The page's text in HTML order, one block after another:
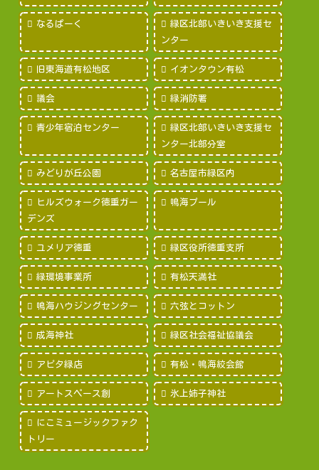
なるぱーく
緑区北部いきいき支援セ
ンター
旧東海道有松地区 イオンタウン有松
議会 緑消防署
青少年宿泊センター
緑区北部いきいき支援セ
ンター北部分室
みどりが丘公園 名古屋市緑区内
ヒルズウォーク徳重ガー
デンズ
鳴海プール
ユメリア徳重 緑区役所徳重支所
緑環境事業所 有松天満社
鳴海ハウジングセンター 六弦とコットン
成海神社 緑区社会福祉協議会
アピタ緑店 有松・鳴海絞会館
アートスペース創 氷上姉子神社
にこミュージックファク
トリー